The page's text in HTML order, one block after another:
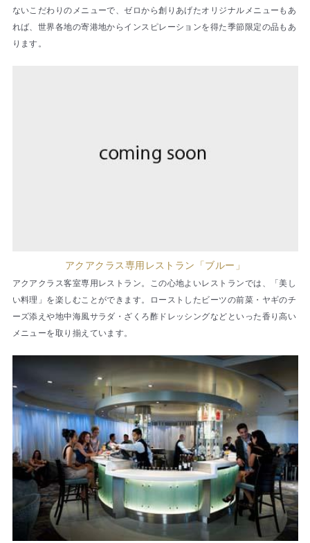
ないこだわりのメニューで、ゼロから創りあげたオリジナルメニューもあ
れば、世界各地の寄港地からインスピレーションを得た季節限定の品もあ
ります。
アクアクラス専用レストラン「ブルー」
アクアクラス客室専用レストラン。この心地よいレストランでは、「美し
い料理」を楽しむことができます。ローストしたビーツの前菜・ヤギのチ
ーズ添えや地中海風サラダ・ざくろ酢ドレッシングなどといった香り高い
メニューを取り揃えています。